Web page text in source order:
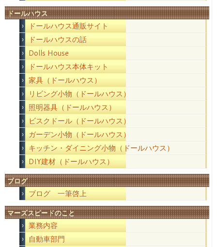
ドールハウス
ドールハウス通販サイト
ドールハウスの話
Dolls House
ドールハウス本体キット
家具（ドールハウス）
リビング小物（ドールハウス）
照明器具（ドールハウス）
ビスクドール（ドールハウス）
ガーデン小物（ドールハウス）
キッチン・ダイニング小物（ドールハウス）
DIY建材（ドールハウス）
ブログ
ブログ 一筆啓上
マーズスピードのこと
業務内容
自動車部門